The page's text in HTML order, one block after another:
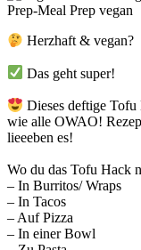
Herzhaft & vegan? ⁣⁣
Das geht super! ⁣⁣
Dieses deftige
wie alle OWAO!
lieeeben es!⁣⁣
Wo du das Tofu Hack
– In Burritos/ Wraps⁣⁣
– In Tacos⁣⁣
– Auf Pizza ⁣⁣
– In einer Bowl⁣⁣